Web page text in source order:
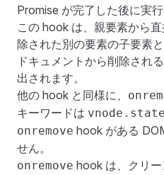
Promise が完了した後に実行
この hook は、親要素から
除された別の要素の子要素
ドキュメントから削除され
出されます。
他の hook と同様に、
キーワードは vnode.state
onremove hook がある
せん。
onremove hook は、クリ